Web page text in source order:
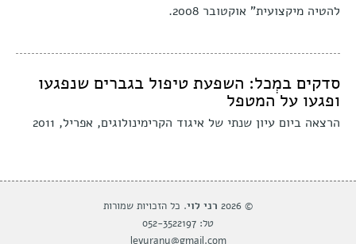
להטיה מיקצועית" אוקטובר 2008.
סדקים במְכל: השפעת טיפול בגברים שנפגעו
ופגעו על המטפל
הרצאה ביום עיון שנתי של איגוד הקרימינולוגים, אפריל, 2011
© 2026 רני לוי. כל הזכויות שמורות
טל: 052-3522197
levyrany@gmail.com